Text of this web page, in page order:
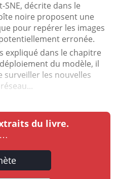
décrite dans le
noire proposent une
pour repérer les images
erronée.
expliqué dans le chapitre
du modèle, il
surveiller les nouvelles
du livre.